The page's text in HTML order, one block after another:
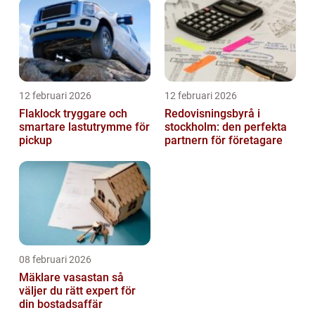
12 februari 2026
Flaklock tryggare och
smartare lastutrymme för
pickup
12 februari 2026
Redovisningsbyrå i
stockholm: den perfekta
partnern för företagare
08 februari 2026
Mäklare vasastan så
väljer du rätt expert för
din bostadsaffär